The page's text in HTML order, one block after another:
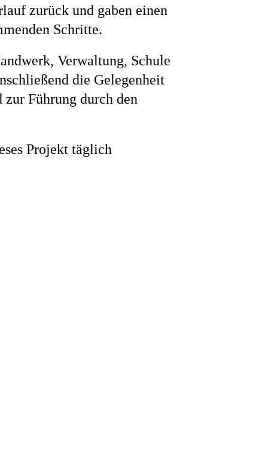
zurück und gaben einen
Schritte.
Verwaltung, Schule
die Gelegenheit
zur Führung durch den
Projekt täglich